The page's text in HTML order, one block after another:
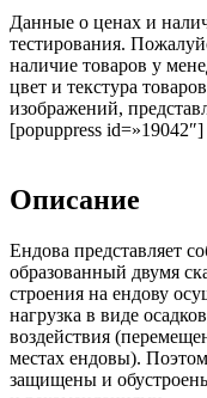
Данные о ценах и
тестирования.
наличие товаров у
цвет и текстура
изображений,
[popuppress
Описание
Ендова представляет
образованный двумя
строения на ендову
нагрузка в виде
воздействия
местах ендовы).
защищены и